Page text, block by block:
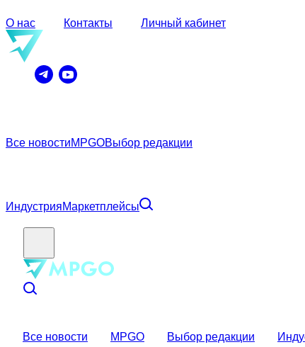
О нас Контакты Личный кабинет
Все новостиMPGOВыбор редакции
ИндустрияМаркетплейсы
Все новости MPGO Выбор редакции